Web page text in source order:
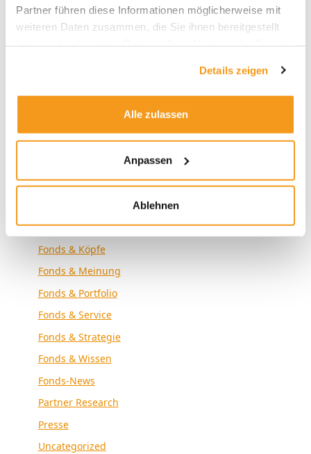
Partner führen diese Informationen möglicherweise mit
weiteren Daten zusammen, die Sie ihnen bereitgestellt
Details zeigen
Alle zulassen
Anpassen
Ablehnen
Allgemein
Envestor Academy
Envestor Know-how
Envestor Research
Fonds & Altersvorsorge
Fonds & Community
Fonds & Köpfe
Fonds & Meinung
Fonds & Portfolio
Fonds & Service
Fonds & Strategie
Fonds & Wissen
Fonds-News
Partner Research
Presse
Uncategorized